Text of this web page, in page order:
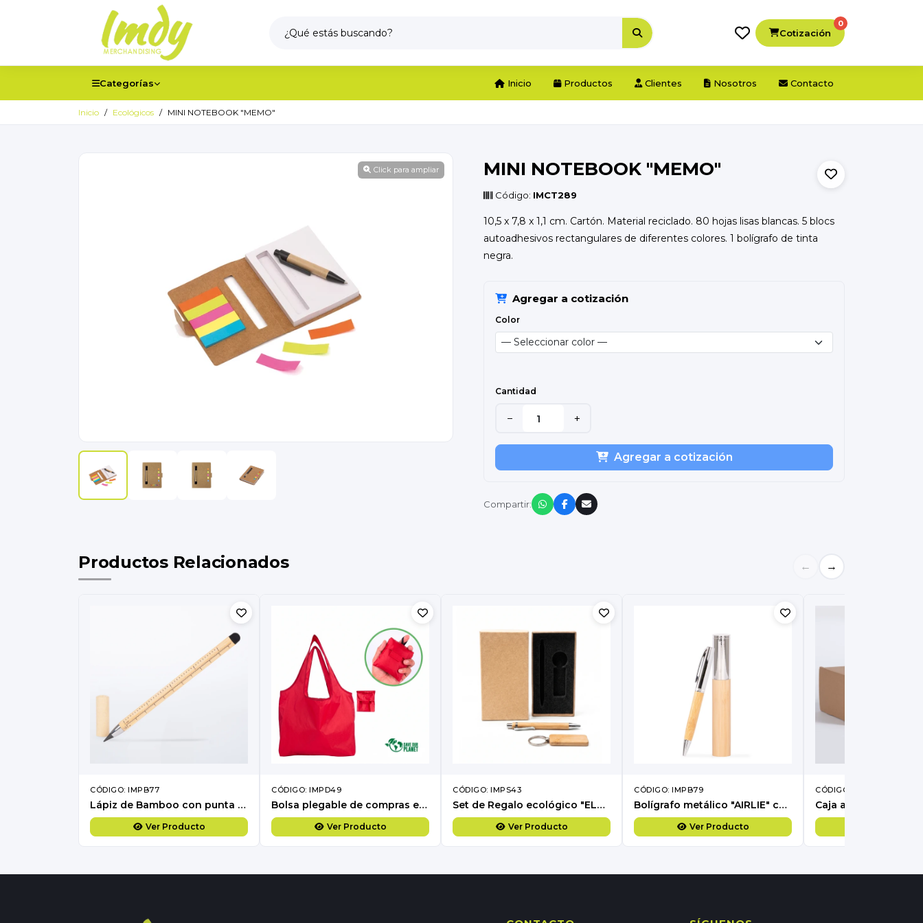
Cotización
0
Categorías Inicio Productos Clientes Nosotros Contacto
Inicio Ecológicos MINI NOTEBOOK "MEMO"
Click para ampliar MINI NOTEBOOK "MEMO"
Código: IMCT289
10,5 x 7,8 x 1,1 cm. Cartón. Material reciclado. 80 hojas lisas blancas. 5 blocs
autoadhesivos rectangulares de diferentes colores. 1 bolígrafo de tinta
negra.
Agregar a cotización
Color
Cantidad
− +
Agregar a cotización
Compartir:
Productos Relacionados ← →
CÓDIGO: IMPB77
Lápiz de Bamboo con punta Tungsteno, Puntero Touch-Screen y regla de medir
Ver Producto
CÓDIGO: IMPD49
Bolsa plegable de compras en tela reciclada RPET 15L
Ver Producto
CÓDIGO: IMPS43
Set de Regalo ecológico "ELAIN" bamboo.
Ver Producto
CÓDIGO: IMPB79
Bolígrafo metálico "AIRLIE" con grip de bamboo y estuche.
Ver Producto
CÓDIGO: IMPF25